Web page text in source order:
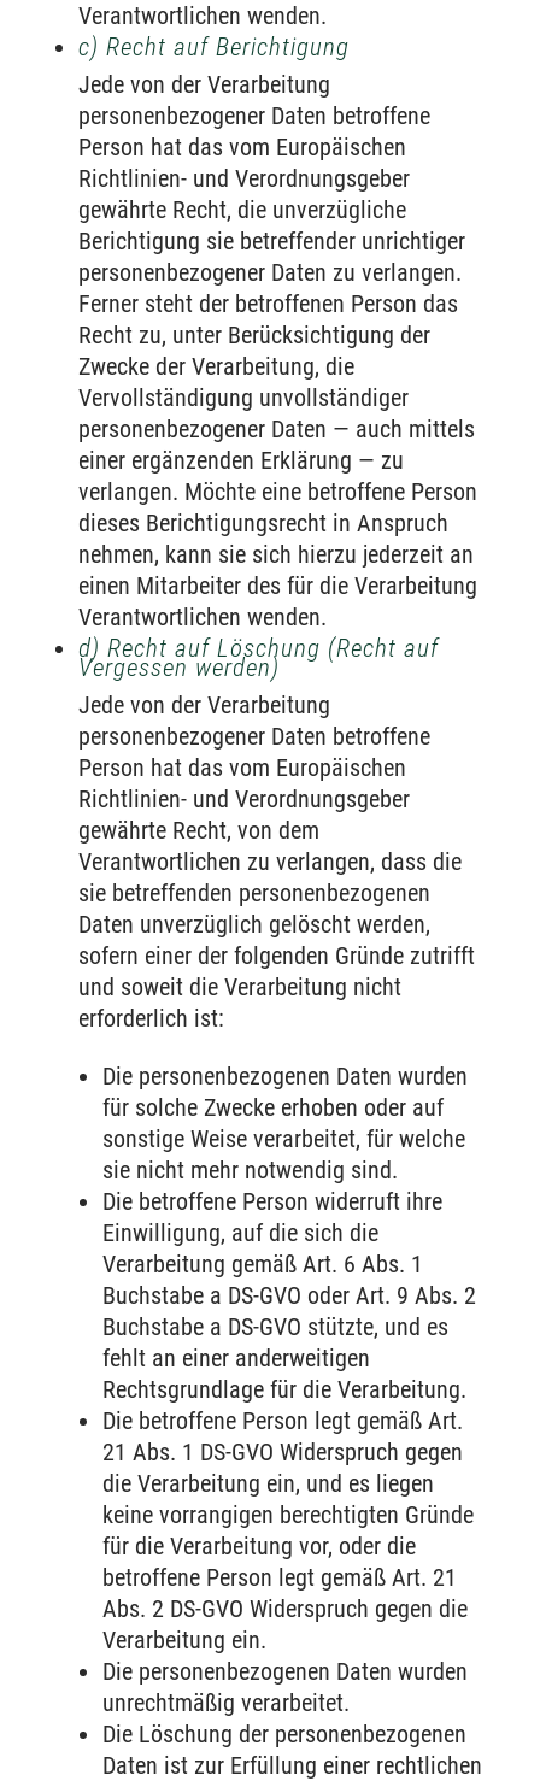
Verantwortlichen wenden.
c) Recht auf Berichtigung
Jede von der Verarbeitung
personenbezogener Daten betroffene
Person hat das vom Europäischen
Richtlinien- und Verordnungsgeber
gewährte Recht, die unverzügliche
Berichtigung sie betreffender unrichtiger
personenbezogener Daten zu verlangen.
Ferner steht der betroffenen Person das
Recht zu, unter Berücksichtigung der
Zwecke der Verarbeitung, die
Vervollständigung unvollständiger
personenbezogener Daten — auch mittels
einer ergänzenden Erklärung — zu
verlangen. Möchte eine betroffene Person
dieses Berichtigungsrecht in Anspruch
nehmen, kann sie sich hierzu jederzeit an
einen Mitarbeiter des für die Verarbeitung
Verantwortlichen wenden.
d) Recht auf Löschung (Recht auf
Vergessen werden)
Jede von der Verarbeitung
personenbezogener Daten betroffene
Person hat das vom Europäischen
Richtlinien- und Verordnungsgeber
gewährte Recht, von dem
Verantwortlichen zu verlangen, dass die
sie betreffenden personenbezogenen
Daten unverzüglich gelöscht werden,
sofern einer der folgenden Gründe zutrifft
und soweit die Verarbeitung nicht
erforderlich ist:
Die personenbezogenen Daten wurden
für solche Zwecke erhoben oder auf
sonstige Weise verarbeitet, für welche
sie nicht mehr notwendig sind.
Die betroffene Person widerruft ihre
Einwilligung, auf die sich die
Verarbeitung gemäß Art. 6 Abs. 1
Buchstabe a DS-GVO oder Art. 9 Abs. 2
Buchstabe a DS-GVO stützte, und es
fehlt an einer anderweitigen
Rechtsgrundlage für die Verarbeitung.
Die betroffene Person legt gemäß Art.
21 Abs. 1 DS-GVO Widerspruch gegen
die Verarbeitung ein, und es liegen
keine vorrangigen berechtigten Gründe
für die Verarbeitung vor, oder die
betroffene Person legt gemäß Art. 21
Abs. 2 DS-GVO Widerspruch gegen die
Verarbeitung ein.
Die personenbezogenen Daten wurden
unrechtmäßig verarbeitet.
Die Löschung der personenbezogenen
Daten ist zur Erfüllung einer rechtlichen